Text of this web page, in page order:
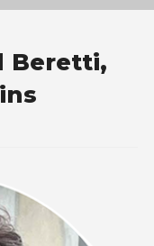
Beretti,